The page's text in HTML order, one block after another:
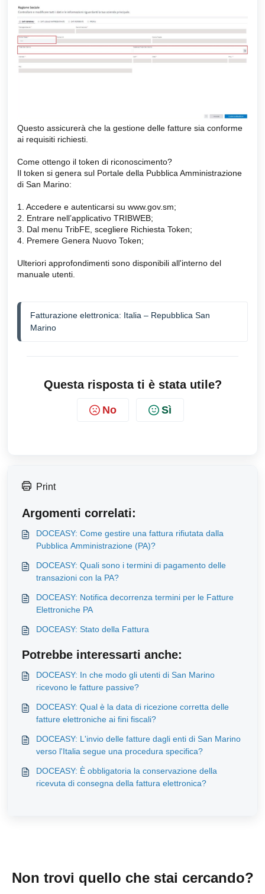
Questo assicurerà che la gestione delle fatture sia conforme
ai requisiti richiesti.
Come ottengo il token di riconoscimento?
Il token si genera sul Portale della Pubblica Amministrazione
di San Marino:
1. Accedere e autenticarsi su www.gov.sm;
2. Entrare nell’applicativo TRIBWEB;
3. Dal menu TribFE, scegliere Richiesta Token;
4. Premere Genera Nuovo Token;
Ulteriori approfondimenti sono disponibili all'interno del
manuale utenti.
Fatturazione elettronica: Italia – Repubblica San
Marino
Questa risposta ti è stata utile?
No Sì
Print
Argomenti correlati:
DOCEASY: Come gestire una fattura rifiutata dalla
Pubblica Amministrazione (PA)?
DOCEASY: Quali sono i termini di pagamento delle
transazioni con la PA?
DOCEASY: Notifica decorrenza termini per le Fatture
Elettroniche PA
DOCEASY: Stato della Fattura
Potrebbe interessarti anche:
DOCEASY: In che modo gli utenti di San Marino
ricevono le fatture passive?
DOCEASY: Qual è la data di ricezione corretta delle
fatture elettroniche ai fini fiscali?
DOCEASY: L'invio delle fatture dagli enti di San Marino
verso l'Italia segue una procedura specifica?
DOCEASY: È obbligatoria la conservazione della
ricevuta di consegna della fattura elettronica?
Non trovi quello che stai cercando?